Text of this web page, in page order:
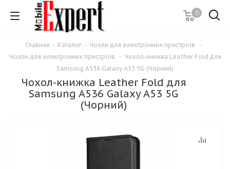
0
Главная - Каталог - Чохли для електронних пристроїв
-
Чохли для електронних пристроїв
- Чохол-книжка Leather Fold для
Samsung A536 Galaxy A53 5G (Чорний)
Чохол-книжка Leather Fold для
Samsung A536 Galaxy A53 5G
(Чорний)